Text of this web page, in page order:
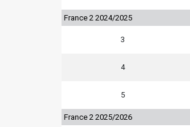
France 2 2024/2025
3
4
5
France 2 2025/2026